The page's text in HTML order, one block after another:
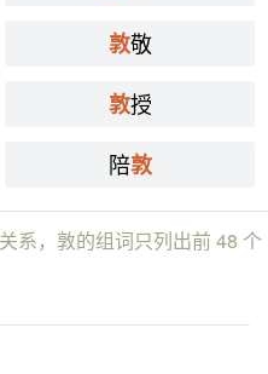
敦敬
敦授
陪敦
系，敦的组词只列出前 48 个